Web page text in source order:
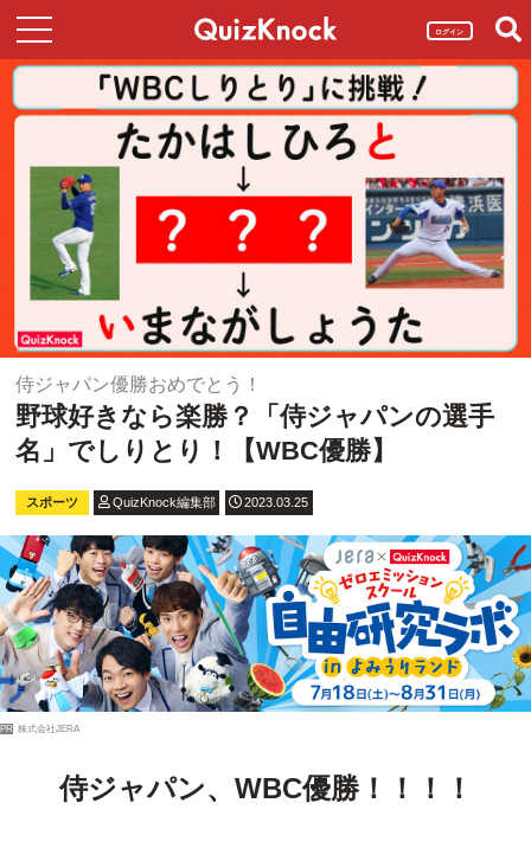
ログイン
侍ジャパン優勝おめでとう！
野球好きなら楽勝？「侍ジャパンの選手
名」でしりとり！【WBC優勝】
スポーツ QuizKnock編集部 2023.03.25
PR 株式会社JERA
侍ジャパン、WBC優勝！！！！